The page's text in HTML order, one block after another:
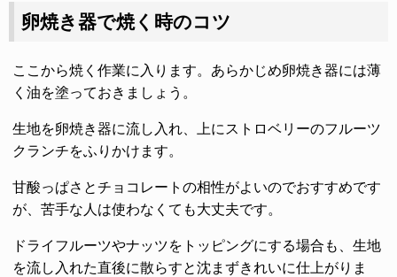
卵焼き器で焼く時のコツ
ここから焼く作業に入ります。あらかじめ卵焼き器には薄
く油を塗っておきましょう。
生地を卵焼き器に流し入れ、上にストロベリーのフルーツ
クランチをふりかけます。
甘酸っぱさとチョコレートの相性がよいのでおすすめです
が、苦手な人は使わなくても大丈夫です。
ドライフルーツやナッツをトッピングにする場合も、生地
を流し入れた直後に散らすと沈まずきれいに仕上がりま